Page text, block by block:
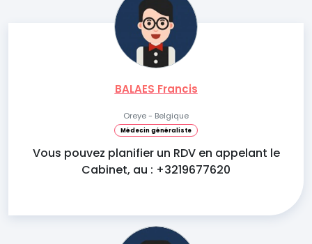
BALAES Francis
Oreye - Belgique
Médecin généraliste
Vous pouvez planifier un RDV en appelant le
Cabinet, au : +3219677620